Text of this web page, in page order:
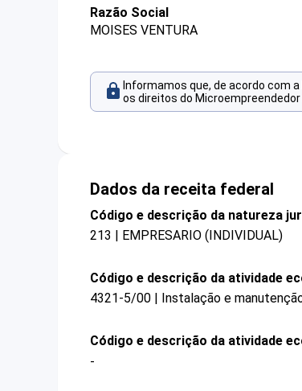
Razão Social
MOISES VENTURA
Informamos que, de acordo com a
os direitos do Microempreendedor
Dados da receita federal
Código e descrição da natureza
213 | EMPRESARIO (INDIVIDUAL)
Código e descrição da atividade
4321-5/00 | Instalação e
Código e descrição da atividade
-